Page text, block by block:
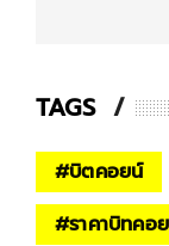
TAGS
#บิตคอยน์
#ราคาบิทคอ